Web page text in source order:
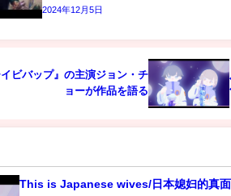
2024年12月5日
ビバップ』の主演ジョン・チ
ョーが作品を語る
This is Japanese wives/日本媳妇的真面